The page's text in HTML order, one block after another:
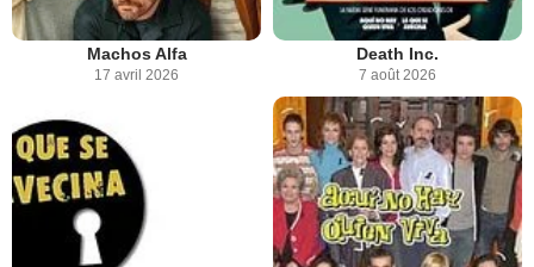
Machos Alfa
17 avril 2026
Death Inc.
7 août 2026